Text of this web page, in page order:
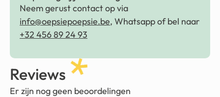
Neem gerust contact op via
info@oepsiepoepsie.be, Whatsapp of bel naar
+32 456 89 24 93
Reviews
Er zijn nog geen beoordelingen